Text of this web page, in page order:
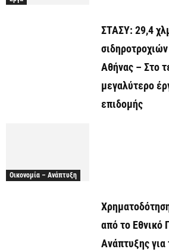
ΣΤΑΣΥ: 29,4
Αθήνας – Στο
μεγαλύτερο
επιδομής
Οικονομία – Ανάπτυξη
από το Εθνικό
Ανάπτυξης για